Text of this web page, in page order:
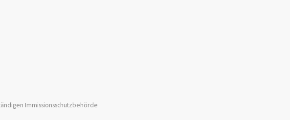
Immissionsschutzbehörde